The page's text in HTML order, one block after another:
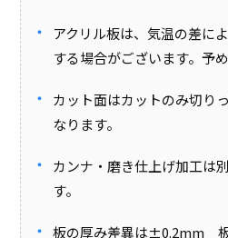
アクリル板は、気温の差に
する場合がございます。予
カット面はカットのみ切り
なります。
カンナ・磨き仕上げ加工は
す。
板の厚み差異は±0.2mm